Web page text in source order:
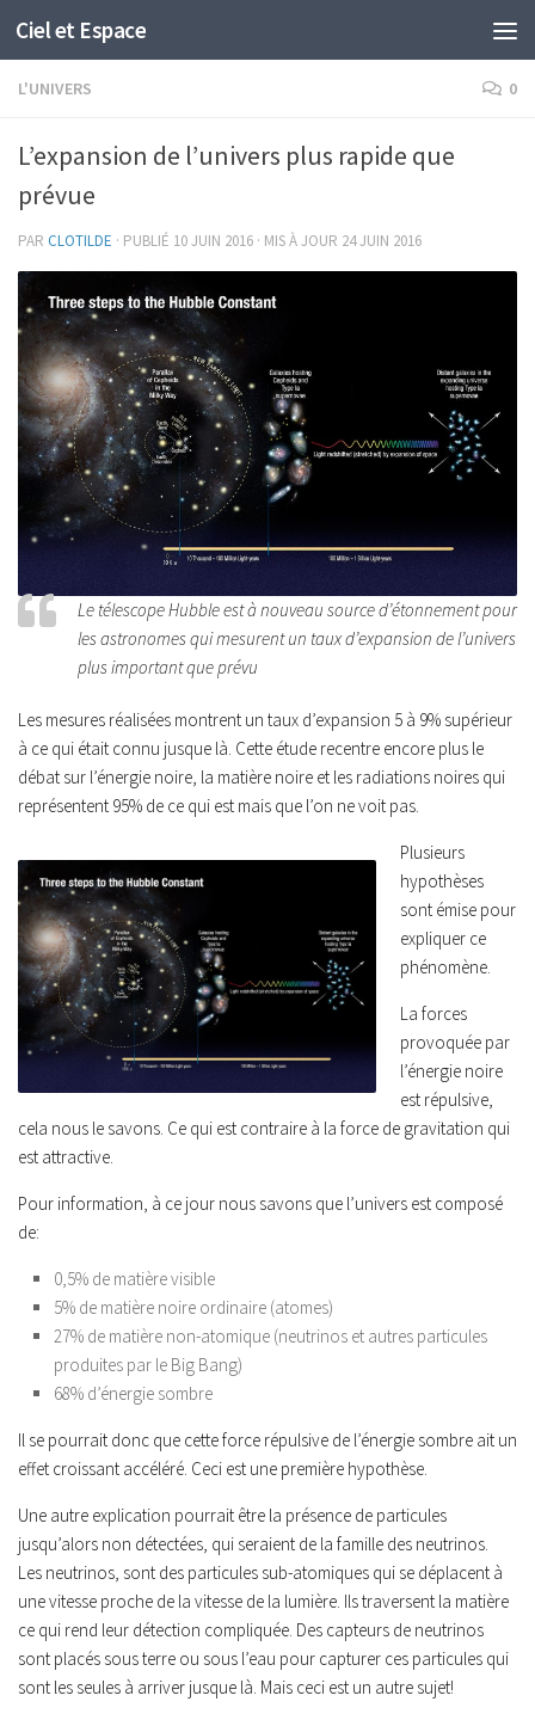
Skip to content
Ciel et Espace
L'UNIVERS 0
L’expansion de l’univers plus rapide que
prévue
PAR CLOTILDE · PUBLIÉ 10 JUIN 2016 · MIS À JOUR 24 JUIN 2016
Le télescope Hubble est à nouveau source d’étonnement pour
les astronomes qui mesurent un taux d’expansion de l’univers
plus important que prévu
Les mesures réalisées montrent un taux d’expansion 5 à 9% supérieur
à ce qui était connu jusque là. Cette étude recentre encore plus le
débat sur l’énergie noire, la matière noire et les radiations noires qui
représentent 95% de ce qui est mais que l’on ne voit pas.
Plusieurs
hypothèses
sont émise pour
expliquer ce
phénomène.
La forces
provoquée par
l’énergie noire
est répulsive,
cela nous le savons. Ce qui est contraire à la force de gravitation qui
est attractive.
Pour information, à ce jour nous savons que l’univers est composé
de:
0,5% de matière visible
5% de matière noire ordinaire (atomes)
27% de matière non-atomique (neutrinos et autres particules
produites par le Big Bang)
68% d’énergie sombre
Il se pourrait donc que cette force répulsive de l’énergie sombre ait un
effet croissant accéléré. Ceci est une première hypothèse.
Une autre explication pourrait être la présence de particules
jusqu’alors non détectées, qui seraient de la famille des neutrinos.
Les neutrinos, sont des particules sub-atomiques qui se déplacent à
une vitesse proche de la vitesse de la lumière. Ils traversent la matière
ce qui rend leur détection compliquée. Des capteurs de neutrinos
sont placés sous terre ou sous l’eau pour capturer ces particules qui
sont les seules à arriver jusque là. Mais ceci est un autre sujet!